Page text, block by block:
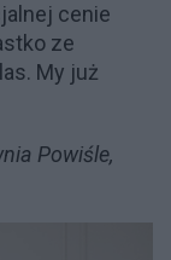
cenie
ze
My już
Powiśle,